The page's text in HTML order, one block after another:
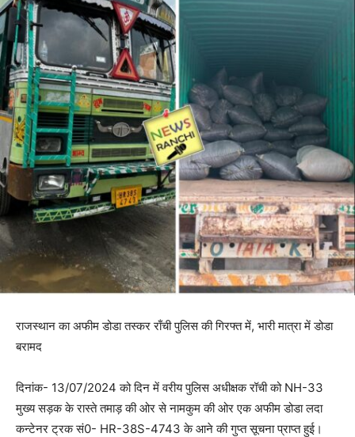
राजस्थान का अफीम डोडा तस्कर राँची पुलिस की गिरफ्त में, भारी मात्रा में डोडा
बरामद
दिनांक- 13/07/2024 को दिन में वरीय पुलिस अधीक्षक रॉची को NH-33
मुख्य सड़क के रास्ते तमाड़ की ओर से नामकुम की ओर एक अफीम डोडा लदा
कन्टेनर ट्रक सं0- HR-38S-4743 के आने की गुप्त सूचना प्राप्त हुई।